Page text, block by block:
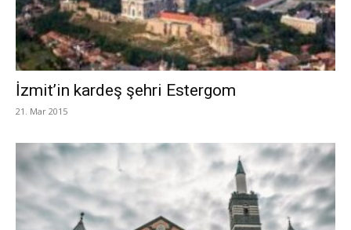
İzmit’in kardeş şehri Estergom
21. Mar 2015